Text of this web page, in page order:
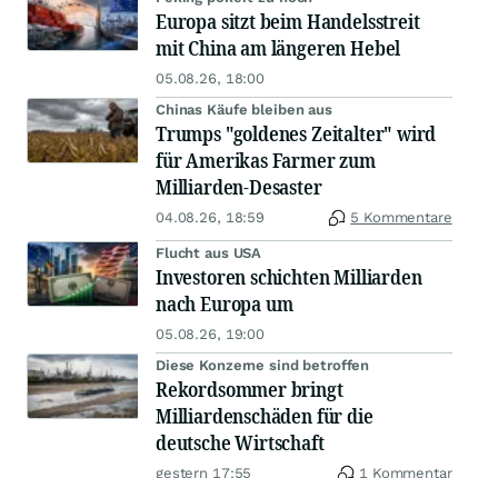
Europa sitzt beim Handelsstreit
mit China am längeren Hebel
05.08.26, 18:00
Chinas Käufe bleiben aus
Trumps "goldenes Zeitalter" wird
für Amerikas Farmer zum
Milliarden-Desaster
04.08.26, 18:59 5 Kommentare
Flucht aus USA
Investoren schichten Milliarden
nach Europa um
05.08.26, 19:00
Diese Konzerne sind betroffen
Rekordsommer bringt
Milliardenschäden für die
deutsche Wirtschaft
gestern 17:55 1 Kommentar